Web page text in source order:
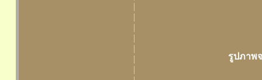
|
|
|
|
|
|
|
รูปภาพ